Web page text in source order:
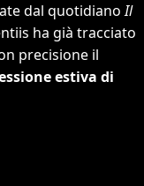
dal quotidianoIl
ha già tracciato
precisione il
estiva di